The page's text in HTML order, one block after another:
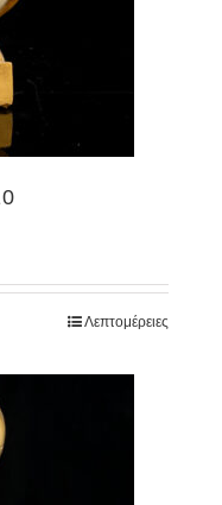
Λεπτομέρειες